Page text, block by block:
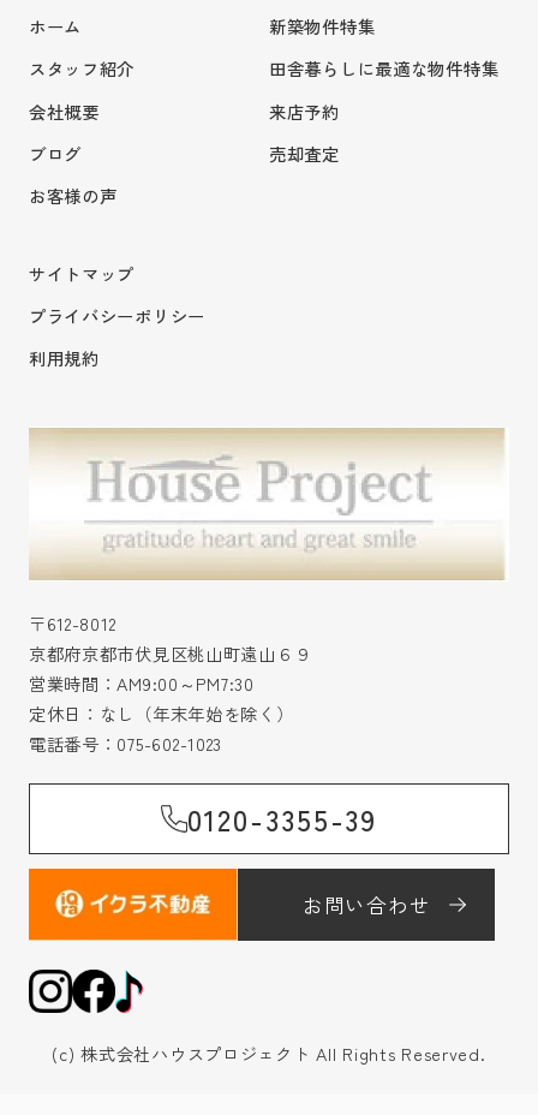
ホーム
スタッフ紹介
会社概要
ブログ
お客様の声
新築物件特集
田舎暮らしに最適な物件特集
来店予約
売却査定
サイトマップ
プライバシーポリシー
利用規約
〒612-8012
京都府京都市伏見区桃山町遠山６９
営業時間：AM9:00～PM7:30
定休日：なし（年末年始を除く）
電話番号： 075-602-1023
0120-3355-39
お問い合わせ
(c) 株式会社ハウスプロジェクト All Rights Reserved.